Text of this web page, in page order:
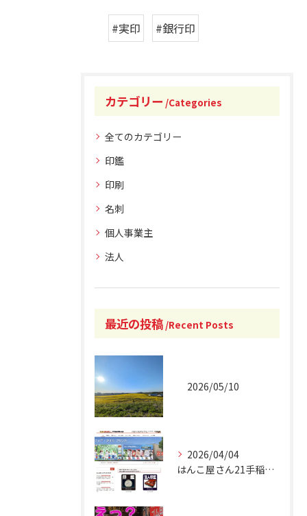
#実印 #銀行印
カテゴリー Categories
全てのカテゴリー
印鑑
印刷
名刺
個人事業主
法人
最近の投稿 Recent Posts
2026/05/10
2026/04/04
はんこ屋さん21手稲駅南口店 オフィシャルホームページリニュ...